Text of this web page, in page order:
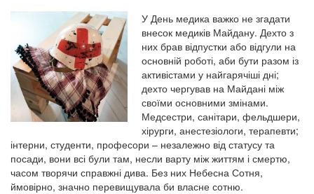
У День медика важко не згадати
внесок медиків Майдану. Дехто з
них брав відпустки або відгули на
основній роботі, аби бути разом із
активістами у найгарячіші дні;
дехто чергував на Майдані між
своїми основними змінами.
Медсестри, санітари, фельдшери,
хірурги, анестезіологи, терапевти;
інтерни, студенти, професори – незалежно від статусу та
посади, вони всі були там, несли варту між життям і смертю,
часом творячи справжні дива. Без них Небесна Сотня,
ймовірно, значно перевищувала би власне сотню.